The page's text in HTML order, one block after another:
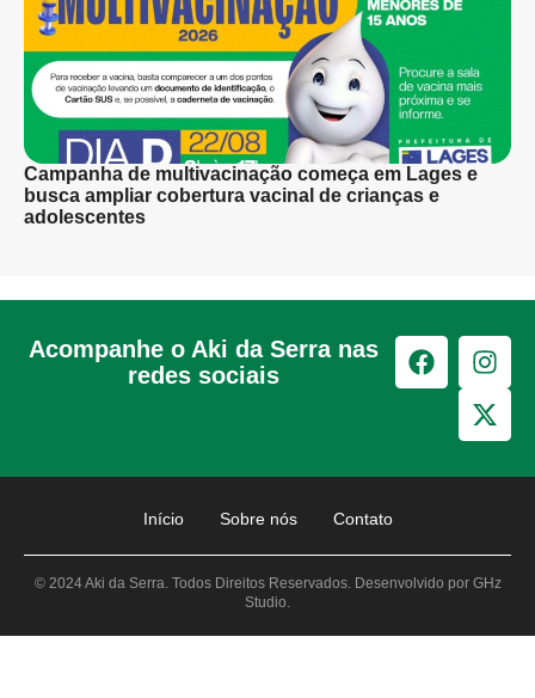
Campanha de multivacinação começa em Lages e
busca ampliar cobertura vacinal de crianças e
adolescentes
Acompanhe o Aki da Serra nas
redes sociais
Início Sobre nós Contato
© 2024 Aki da Serra. Todos Direitos Reservados. Desenvolvido por GHz
Studio.